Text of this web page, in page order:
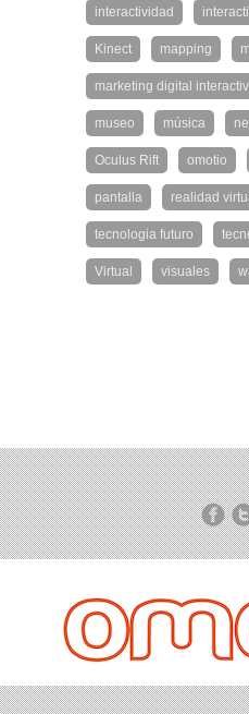
interactividad
Kinect mapping
marketing digital
museo música
Oculus Rift omotio
pantalla realidad
tecnologia futuro
Virtual visuales